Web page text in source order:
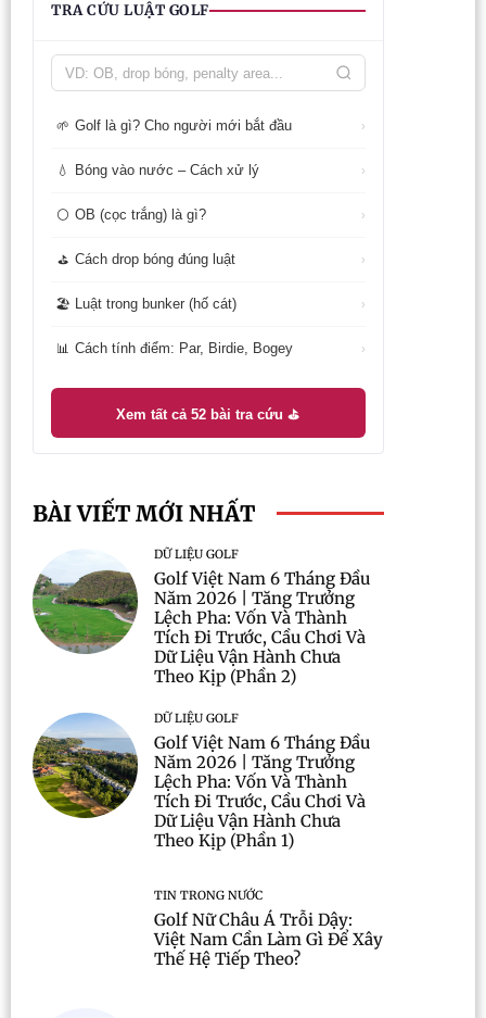
TRA CỨU LUẬT GOLF
🌱 Golf là gì? Cho người mới bắt đầu ›
💧 Bóng vào nước – Cách xử lý ›
⚪ OB (cọc trắng) là gì? ›
⛳ Cách drop bóng đúng luật ›
🏖️ Luật trong bunker (hố cát) ›
📊 Cách tính điểm: Par, Birdie, Bogey ›
Xem tất cả 52 bài tra cứu ⛳
BÀI VIẾT MỚI NHẤT
DỮ LIỆU GOLF
Golf Việt Nam 6 Tháng Đầu
Năm 2026 | Tăng Trưởng
Lệch Pha: Vốn Và Thành
Tích Đi Trước, Cầu Chơi Và
Dữ Liệu Vận Hành Chưa
Theo Kịp (Phần 2)
DỮ LIỆU GOLF
Golf Việt Nam 6 Tháng Đầu
Năm 2026 | Tăng Trưởng
Lệch Pha: Vốn Và Thành
Tích Đi Trước, Cầu Chơi Và
Dữ Liệu Vận Hành Chưa
Theo Kịp (Phần 1)
TIN TRONG NƯỚC
Golf Nữ Châu Á Trỗi Dậy:
Việt Nam Cần Làm Gì Để Xây
Thế Hệ Tiếp Theo?